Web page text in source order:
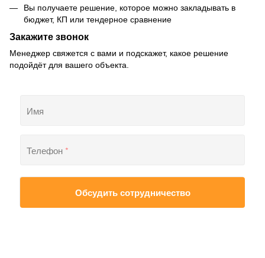
Вы получаете решение, которое можно закладывать в
бюджет, КП или тендерное сравнение
Закажите звонок
Менеджер свяжется с вами и подскажет, какое решение
подойдёт для вашего объекта.
Имя
Телефон*
Обсудить сотрудничество